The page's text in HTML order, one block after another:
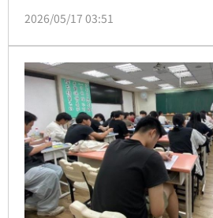
「穩定好拿分」的一年。不過也
能錯2題。
2026/05/17 03:51